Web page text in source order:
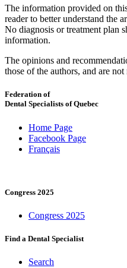
The information provided on
reader to better understand the
No diagnosis or treatment plan
information.
The opinions and
those of the authors, and are
Federation of
Dental Specialists of Quebec
Home Page
Facebook Page
Français
Congress 2025
Congress 2025
Find a Dental Specialist
Search